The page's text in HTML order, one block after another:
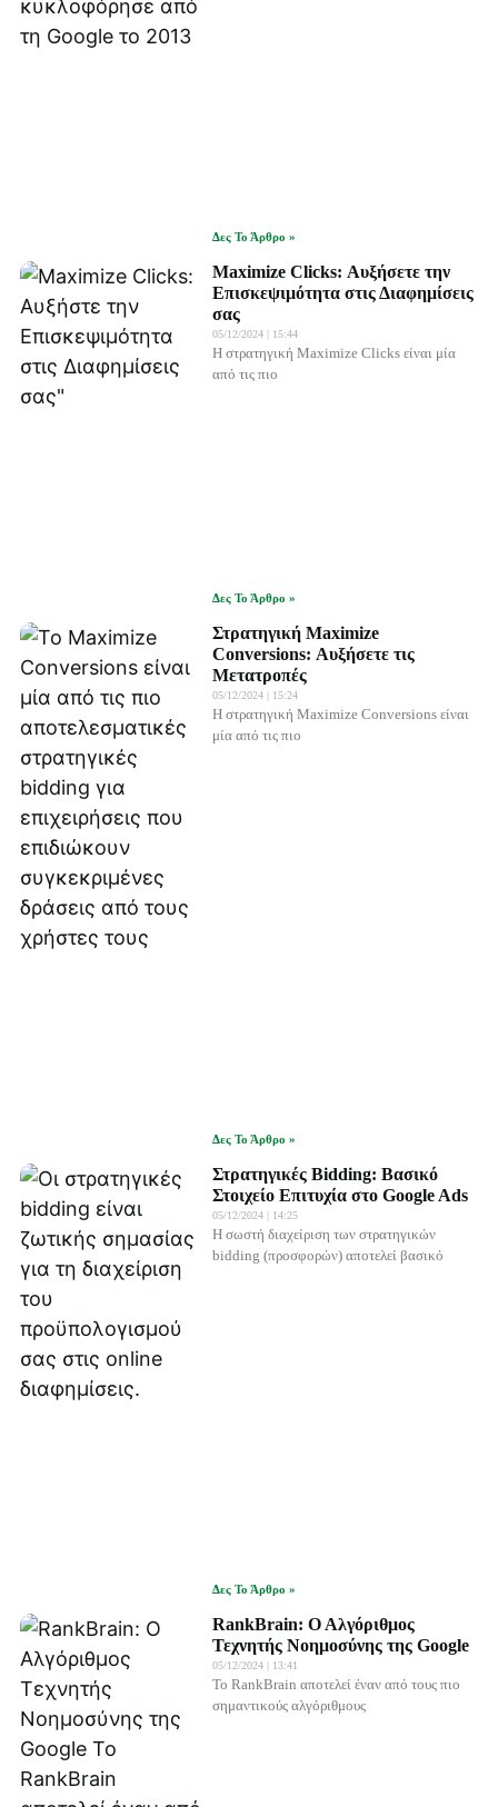
Δες Το Άρθρο »
Maximize Clicks: Αυξήσετε την
Επισκεψιμότητα στις Διαφημίσεις
σας
05/12/2024 15:44
Η στρατηγική Maximize Clicks είναι μία
από τις πιο
Δες Το Άρθρο »
Στρατηγική Maximize
Conversions: Αυξήσετε τις
Μετατροπές
05/12/2024 15:24
Η στρατηγική Maximize Conversions είναι
μία από τις πιο
Δες Το Άρθρο »
Στρατηγικές Bidding: Βασικό
Στοιχείο Επιτυχία στο Google Ads
05/12/2024 14:25
Η σωστή διαχείριση των στρατηγικών
bidding (προσφορών) αποτελεί βασικό
Δες Το Άρθρο »
RankBrain: Ο Αλγόριθμος
Τεχνητής Νοημοσύνης της Google
05/12/2024 13:41
Το RankBrain αποτελεί έναν από τους πιο
σημαντικούς αλγόριθμους